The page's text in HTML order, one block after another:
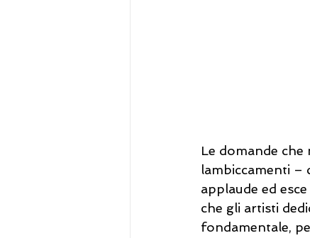
Le domande che
lambiccamenti –
applaude ed
che gli artisti
fondamentale,